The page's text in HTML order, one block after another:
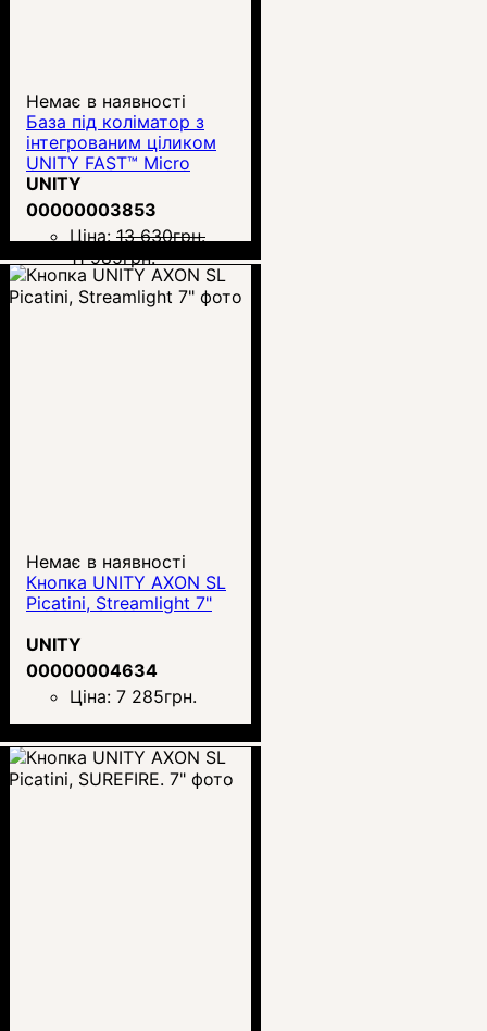
Немає в наявності
База під коліматор з
інтегрованим ціликом
UNITY FAST™ Micro
UNITY
00000003853
Ціна: 13 630грн.
11 985грн.
Немає в наявності
Кнопка UNITY AXON SL
Picatini, Streamlight 7"
UNITY
00000004634
Ціна: 7 285грн.